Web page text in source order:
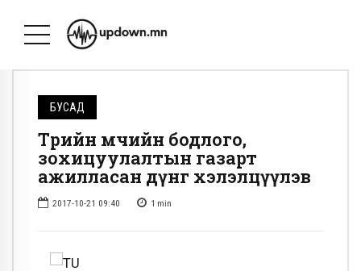
БУСАД
Төрийн өмчийн бодлого,
зохицуулалтын газарт
ажилласан дүнг хэлэлцүүлэв
2017-10-21 09:40 1 min